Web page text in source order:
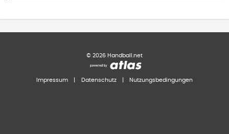
© 2026 Handball.net
Impressum Datenschutz Nutzungsbedingungen